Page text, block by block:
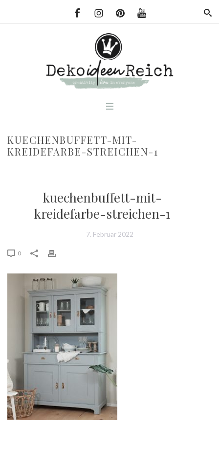
KUECHENBUFFETT-MIT-
KREIDEFARBE-STREICHEN-1
kuechenbuffett-mit-
kreidefarbe-streichen-1
7. Februar 2022
0